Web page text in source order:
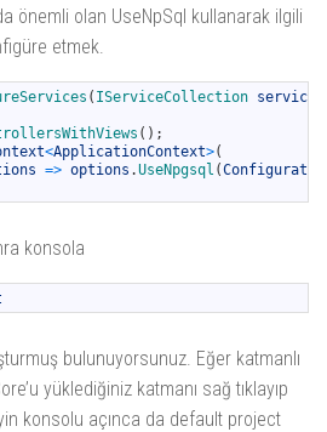
önemli olan UseNpSql kullanarak ilgili
etmek.
( IServiceCollection services
( ) ;
<ApplicationContext>(
=> options .UseNpgsql (
konsola
bulunuyorsunuz. Eğer katmanlı
yüklediğiniz katmanı sağ tıklayıp
konsolu açınca da default project